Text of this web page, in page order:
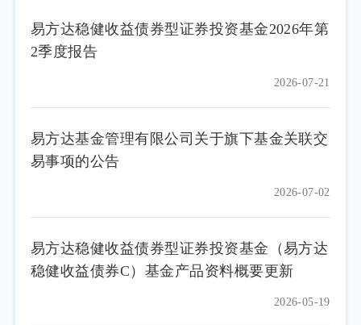
易方达稳健收益债券型证券投资基金2026年第
2季度报告
2026-07-21
易方达基金管理有限公司关于旗下基金关联交
易事项的公告
2026-07-02
易方达稳健收益债券型证券投资基金（易方达
稳健收益债券C）基金产品资料概要更新
2026-05-19